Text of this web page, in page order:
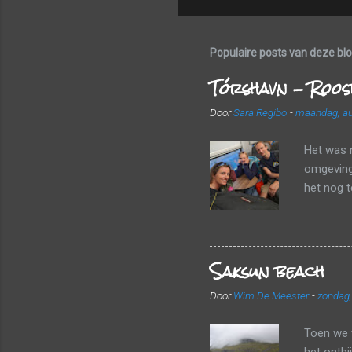
Populaire posts van deze
Tórshavn -
DoorSara Regibo -maandag,
Het was
het nog
vlot door
Saksun beach
DoorWim De Meester -
Toen we